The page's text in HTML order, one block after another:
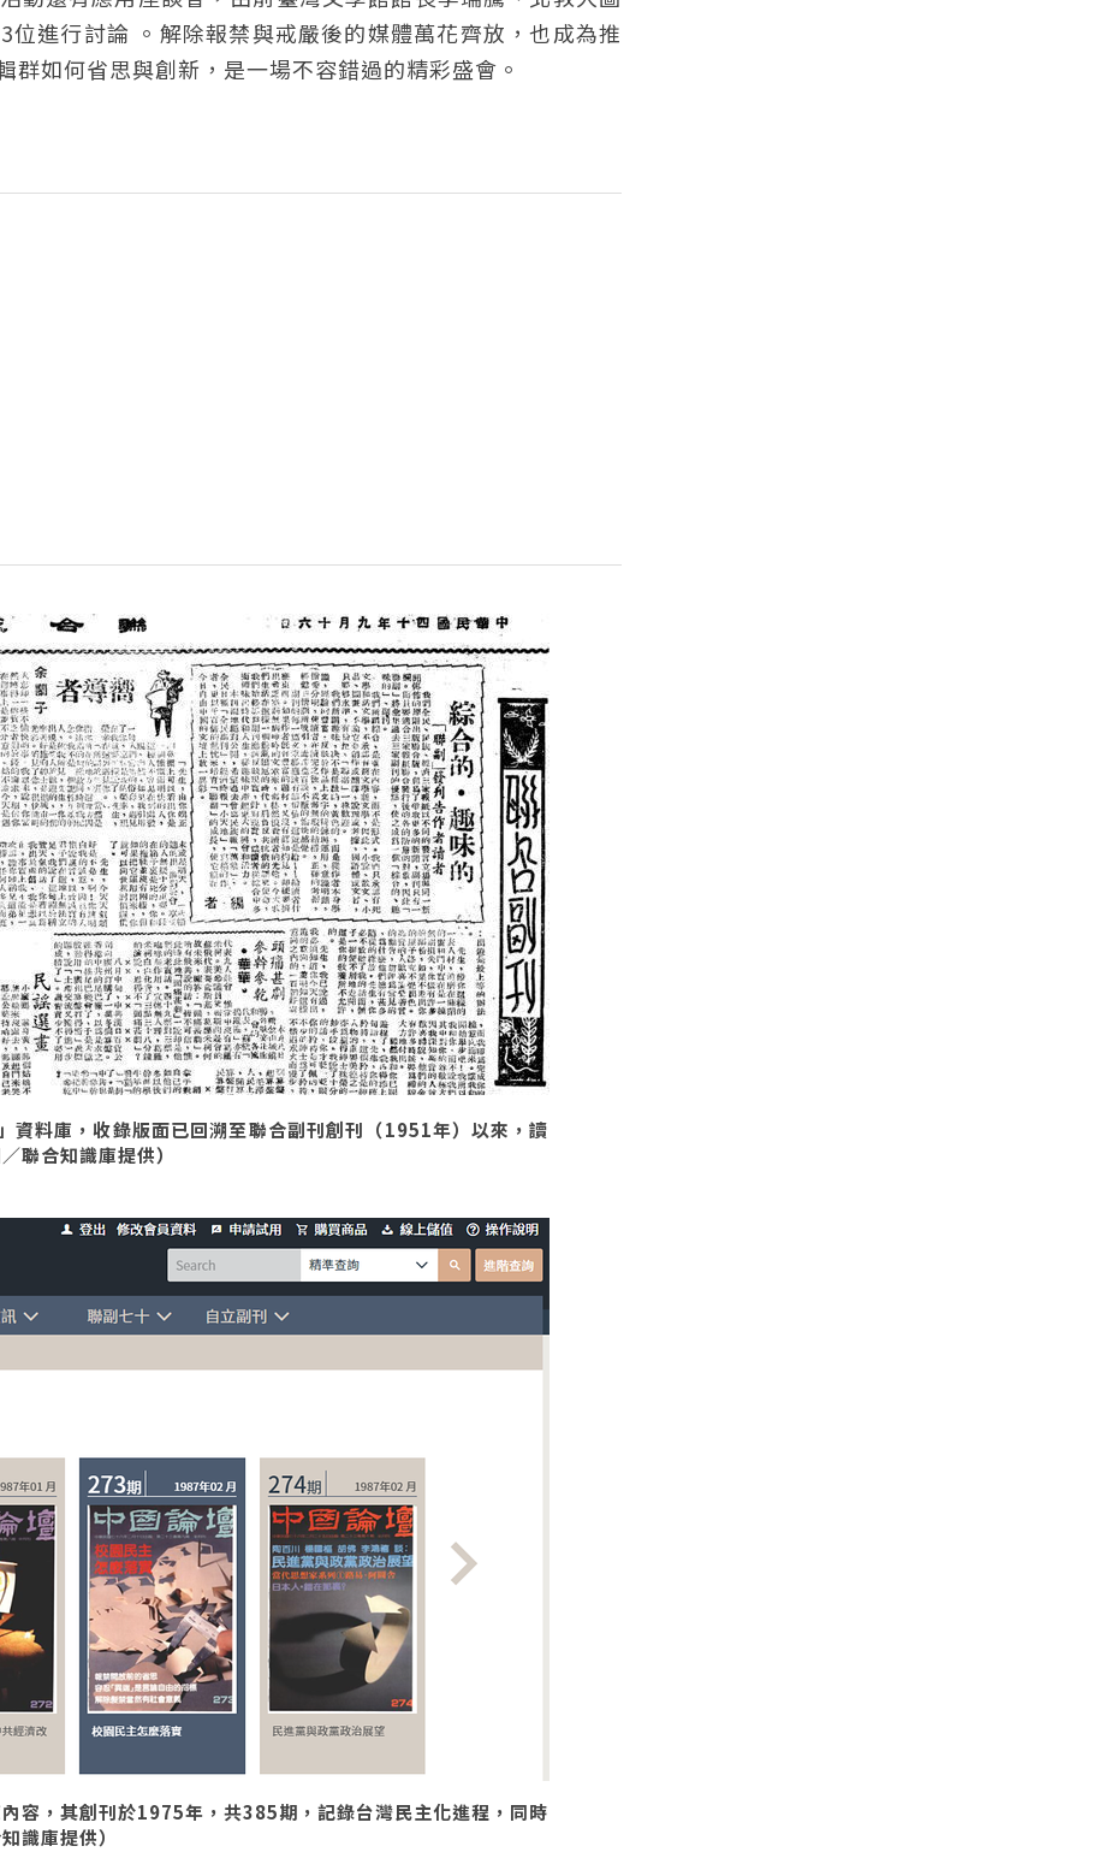
進行討論 。解除報禁與戒嚴後的媒體萬花齊放，也成為推
群如何省思與創新，是一場不容錯過的精彩盛會。
資料庫，收錄版面已回溯至聯合副刊創刊（1951年）以來，讀
聯合知識庫提供）
容，其創刊於1975年，共385期，記錄台灣民主化進程，同時
識庫提供）